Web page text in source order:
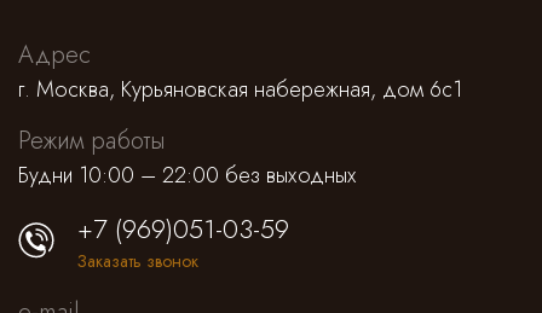
Адрес
г. Москва, Курьяновская набережная, дом 6с1
Режим работы
Будни 10:00 – 22:00 без выходных
+7 (969)051-03-59
Заказать звонок